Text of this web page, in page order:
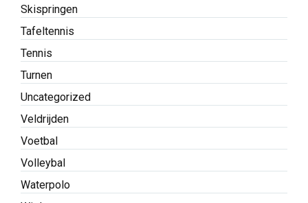
Skispringen
Tafeltennis
Tennis
Turnen
Uncategorized
Veldrijden
Voetbal
Volleybal
Waterpolo